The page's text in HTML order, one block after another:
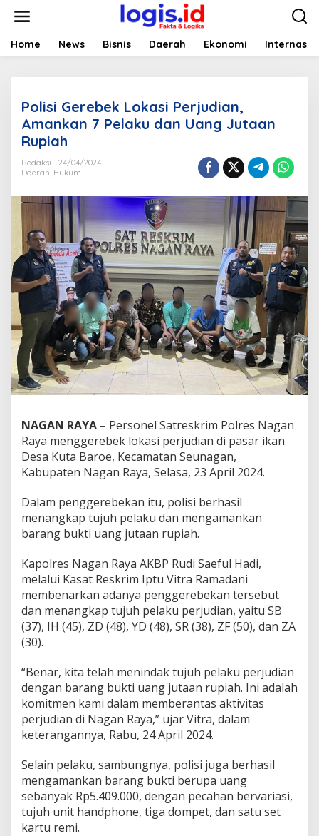
t
Home News Bisnis Daerah Ekonomi
Polisi Gerebek Lokasi Perjudian,
Amankan 7 Pelaku dan Uang Jutaan
Rupiah
Redaksi
24/04/2024
Daerah, Hukum
NAGAN RAYA – Personel Satreskrim Polres Nagan
Raya menggerebek lokasi perjudian di pasar ikan
Desa Kuta Baroe, Kecamatan Seunagan,
Kabupaten Nagan Raya, Selasa, 23 April 2024.
Dalam penggerebekan itu, polisi berhasil
menangkap tujuh pelaku dan mengamankan
barang bukti uang jutaan rupiah.
Kapolres Nagan Raya AKBP Rudi Saeful Hadi,
melalui Kasat Reskrim Iptu Vitra Ramadani
membenarkan adanya penggerebekan tersebut
dan menangkap tujuh pelaku perjudian, yaitu SB
(37), IH (45), ZD (48), YD (48), SR (38), ZF (50), dan ZA
(30).
“Benar, kita telah menindak tujuh pelaku perjudian
dengan barang bukti uang jutaan rupiah. Ini adalah
komitmen kami dalam memberantas aktivitas
perjudian di Nagan Raya,” ujar Vitra, dalam
keterangannya, Rabu, 24 April 2024.
Selain pelaku, sambungnya, polisi juga berhasil
mengamankan barang bukti berupa uang
sebanyak Rp5.409.000, dengan pecahan bervariasi,
tujuh unit handphone, tiga dompet, dan satu set
kartu remi.